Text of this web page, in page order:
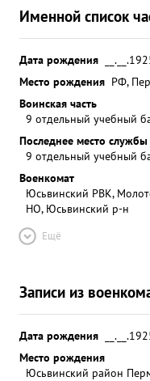
Именной список
Дата рождения
Место рождения РФ,
Воинская часть
9 отдельный учебный
Последнее место службы
9 отдельный учебный
Военкомат
Юсьвинский РВК,
НО, Юсьвинский р-н
Ещё
Записи из
Дата рождения
Место рождения
Юсьвинский район